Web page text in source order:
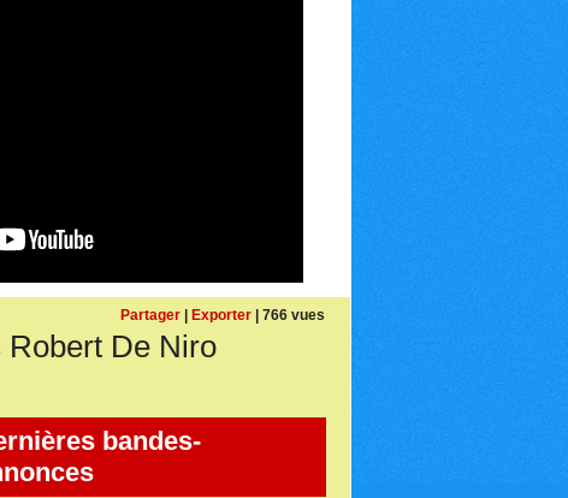
Partager | Exporter | 766 vues
Robert De Niro
bandes-